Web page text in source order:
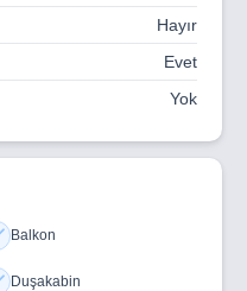
Hayır
Evet
Yok
Balkon
Duşakabin